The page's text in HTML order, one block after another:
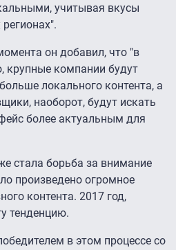
учитывая вкусы
он добавил, что "в
крупные компании будут
локального контента, а
наоборот, будут искать
более актуальным для
стала борьба за внимание
произведено огромное
контента. 2017 год,
тенденцию.
в этом процессе со